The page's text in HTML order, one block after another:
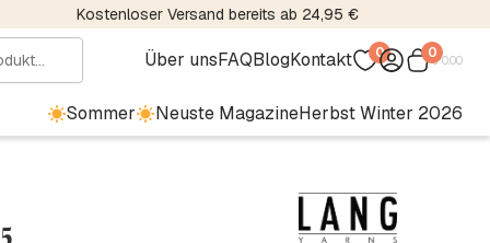
Kostenloser Versand bereits ab 24,95 €
Über unsFAQBlogKontakt 0 0€0.00
Sommer Neuste MagazineHerbst Winter 2026